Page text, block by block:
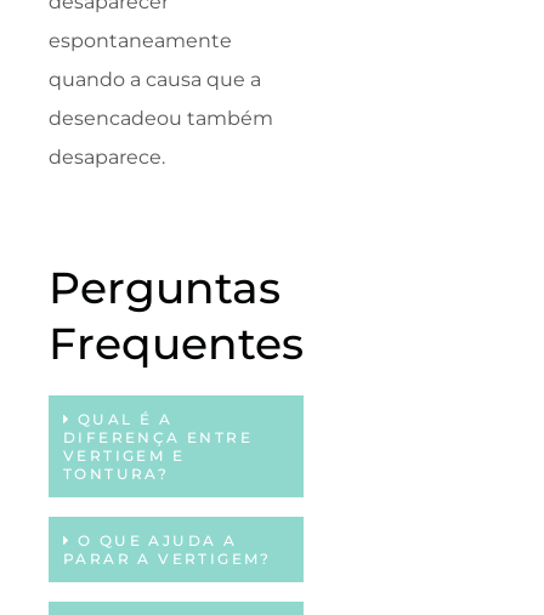
espontaneamente
quando a causa que a
desencadeou também
desaparece.
Perguntas
Frequentes
QUAL É A
DIFERENÇA ENTRE
VERTIGEM E
TONTURA?
O QUE AJUDA A
PARAR A VERTIGEM?